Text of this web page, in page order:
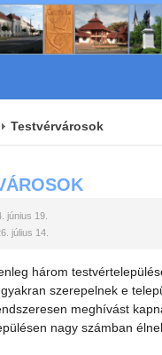
Testvérvárosok
június 19.
július 14.
három
szerepelnek e
meghívást
nagy számban